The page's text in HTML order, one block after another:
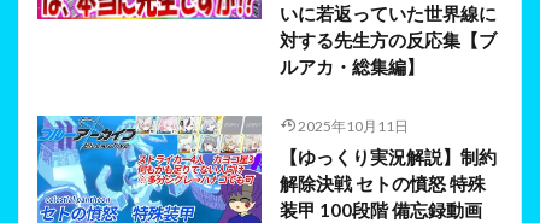
いに若返っていた世界線に
対する先生方の反応集【ブ
ルアカ・総集編】
2025年10月11日
【ゆっくり実況解説】制約
解除決戦 セトの憤怒 特殊
装甲 100段階 備忘録動画